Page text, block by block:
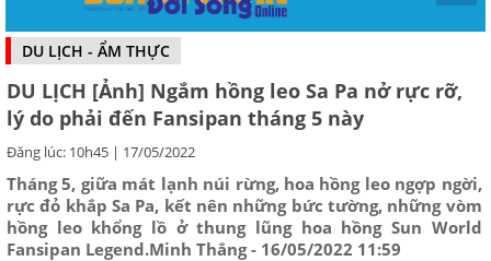
DU LỊCH - ẨM THỰC
DU LỊCH [Ảnh] Ngắm hồng leo Sa Pa nở rực rỡ,
lý do phải đến Fansipan tháng 5 này
Đăng lúc: 10h45 | 17/05/2022
Tháng 5, giữa mát lạnh núi rừng, hoa hồng leo ngợp ngời,
rực đỏ khắp Sa Pa, kết nên những bức tường, những vòm
hồng leo khổng lồ ở thung lũng hoa hồng Sun World
Fansipan Legend.Minh Thắng - 16/05/2022 11:59